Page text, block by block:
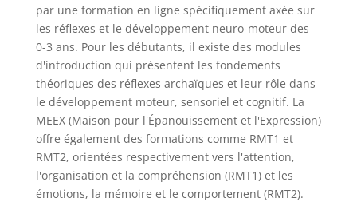
par une formation en ligne spécifiquement axée sur
les réflexes et le développement neuro-moteur des
0-3 ans. Pour les débutants, il existe des modules
d'introduction qui présentent les fondements
théoriques des réflexes archaïques et leur rôle dans
le développement moteur, sensoriel et cognitif. La
MEEX (Maison pour l'Épanouissement et l'Expression)
offre également des formations comme RMT1 et
RMT2, orientées respectivement vers l'attention,
l'organisation et la compréhension (RMT1) et les
émotions, la mémoire et le comportement (RMT2).